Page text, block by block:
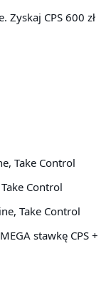
CPS 600 zł
Take Control
Control
Take Control
stawkę CPS +